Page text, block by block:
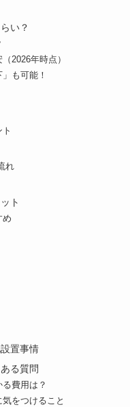
い？
2026年時点）
も可能！
れ
ト
め
置事情
る質問
費用は？
をつけること